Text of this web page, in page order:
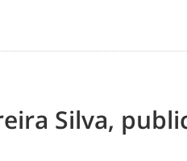
Silva,